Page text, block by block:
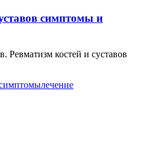
симптомы и
Ревматизм костей и суставов
лечение